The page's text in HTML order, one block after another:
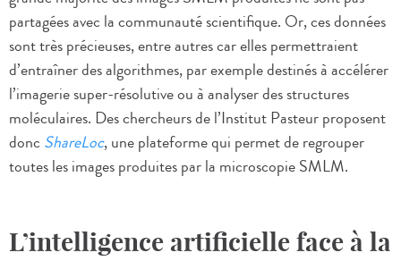
partagées avec la communauté scientifique. Or, ces données
sont très précieuses, entre autres car elles permettraient
d’entraîner des algorithmes, par exemple destinés à accélérer
l’imagerie super-résolutive ou à analyser des structures
moléculaires. Des chercheurs de l’Institut Pasteur proposent
donc ShareLoc, une plateforme qui permet de regrouper
toutes les images produites par la microscopie SMLM.
L’intelligence artificielle face à la